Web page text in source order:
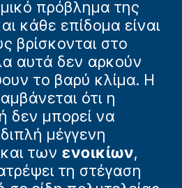
πρόβλημα της
κάθε επίδομα είναι
βρίσκονται στο
αυτά δεν αρκούν
το βαρύ κλίμα. Η
ότι η
δεν μπορεί να
μέγγενη
και των ενοικίων,
τη στέγαση